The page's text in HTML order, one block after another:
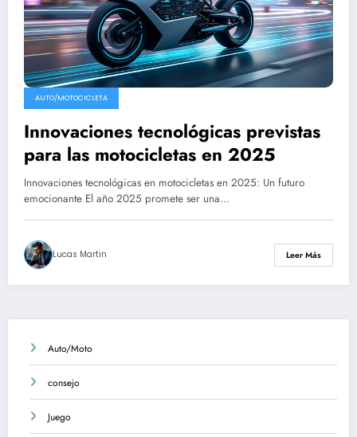
AUTO/MOTOCICLETA
Innovaciones tecnológicas previstas
para las motocicletas en 2025
Innovaciones tecnológicas en motocicletas en 2025: Un futuro
emocionante El año 2025 promete ser una…
Lucas Martin Leer Más
Auto/Moto
consejo
Juego